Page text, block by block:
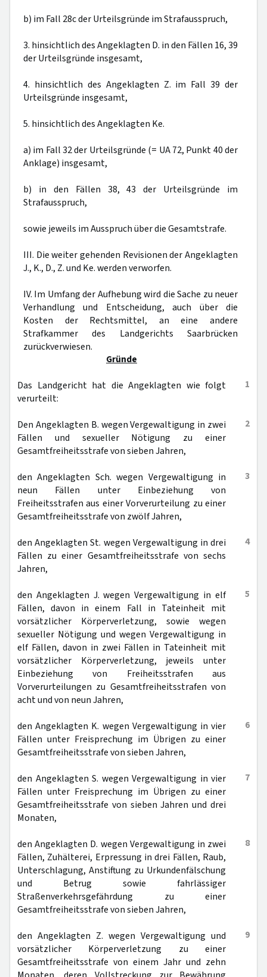
b) im Fall 28c der Urteilsgründe im Strafausspruch,
3. hinsichtlich des Angeklagten D. in den Fällen 16, 39
der Urteilsgründe insgesamt,
4. hinsichtlich des Angeklagten Z. im Fall 39 der
Urteilsgründe insgesamt,
5. hinsichtlich des Angeklagten Ke.
a) im Fall 32 der Urteilsgründe (= UA 72, Punkt 40 der
Anklage) insgesamt,
b) in den Fällen 38, 43 der Urteilsgründe im
Strafausspruch,
sowie jeweils im Ausspruch über die Gesamtstrafe.
III. Die weiter gehenden Revisionen der Angeklagten
J., K., D., Z. und Ke. werden verworfen.
IV. Im Umfang der Aufhebung wird die Sache zu neuer
Verhandlung und Entscheidung, auch über die
Kosten der Rechtsmittel, an eine andere
Strafkammer des Landgerichts Saarbrücken
zurückverwiesen.
Gründe
1
Das Landgericht hat die Angeklagten wie folgt
verurteilt:
2
Den Angeklagten B. wegen Vergewaltigung in zwei
Fällen und sexueller Nötigung zu einer
Gesamtfreiheitsstrafe von sieben Jahren,
3
den Angeklagten Sch. wegen Vergewaltigung in
neun Fällen unter Einbeziehung von
Freiheitsstrafen aus einer Vorverurteilung zu einer
Gesamtfreiheitsstrafe von zwölf Jahren,
4
den Angeklagten St. wegen Vergewaltigung in drei
Fällen zu einer Gesamtfreiheitsstrafe von sechs
Jahren,
5
den Angeklagten J. wegen Vergewaltigung in elf
Fällen, davon in einem Fall in Tateinheit mit
vorsätzlicher Körperverletzung, sowie wegen
sexueller Nötigung und wegen Vergewaltigung in
elf Fällen, davon in zwei Fällen in Tateinheit mit
vorsätzlicher Körperverletzung, jeweils unter
Einbeziehung von Freiheitsstrafen aus
Vorverurteilungen zu Gesamtfreiheitsstrafen von
acht und von neun Jahren,
6
den Angeklagten K. wegen Vergewaltigung in vier
Fällen unter Freisprechung im Übrigen zu einer
Gesamtfreiheitsstrafe von sieben Jahren,
7
den Angeklagten S. wegen Vergewaltigung in vier
Fällen unter Freisprechung im Übrigen zu einer
Gesamtfreiheitsstrafe von sieben Jahren und drei
Monaten,
8
den Angeklagten D. wegen Vergewaltigung in zwei
Fällen, Zuhälterei, Erpressung in drei Fällen, Raub,
Unterschlagung, Anstiftung zu Urkundenfälschung
und Betrug sowie fahrlässiger
Straßenverkehrsgefährdung zu einer
Gesamtfreiheitsstrafe von sieben Jahren,
9
den Angeklagten Z. wegen Vergewaltigung und
vorsätzlicher Körperverletzung zu einer
Gesamtfreiheitsstrafe von einem Jahr und zehn